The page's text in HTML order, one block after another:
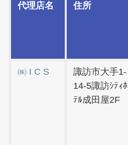
代理店名 住所
㈱ I C S
諏訪市大手1-
14-5諏訪ｼﾃｨﾎ
ﾃﾙ成田屋2F